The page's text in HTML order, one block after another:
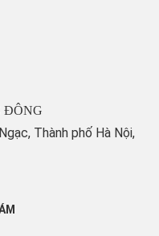
ĐÔNG
Thành phố Hà Nội,